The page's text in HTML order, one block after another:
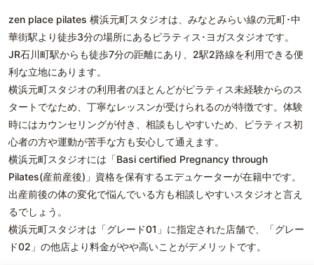
zen place pilates 横浜元町スタジオは、みなとみらい線の元町･中
華街駅より徒歩3分の場所にあるピラティス･ヨガスタジオです。
JR石川町駅からも徒歩7分の距離にあり、2駅2路線を利用できる便
利な立地にあります。
横浜元町スタジオの利用者のほとんどがピラティス未経験からのス
タートでなため、丁寧なレッスンが受けられるのが特徴です。体験
時にはカウンセリングが付き、相談もしやすいため、ピラティス初
心者の方や運動が苦手な方も安心して通えます。
横浜元町スタジオには「Basi certified Pregnancy through
Pilates(産前産後)」資格を保有するエデュケーターが在籍中です。
出産前後の体の変化で悩んでいる方も相談しやすいスタジオと言え
るでしょう。
横浜元町スタジオは「グレード01」に指定された店舗で、「グレー
ド02」の他店より料金がやや高いことがデメリットです。